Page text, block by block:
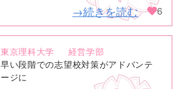
→続きを読む 6
東京理科大学
経営学部
早い段階での志望校対策がアドバンテ
ージに